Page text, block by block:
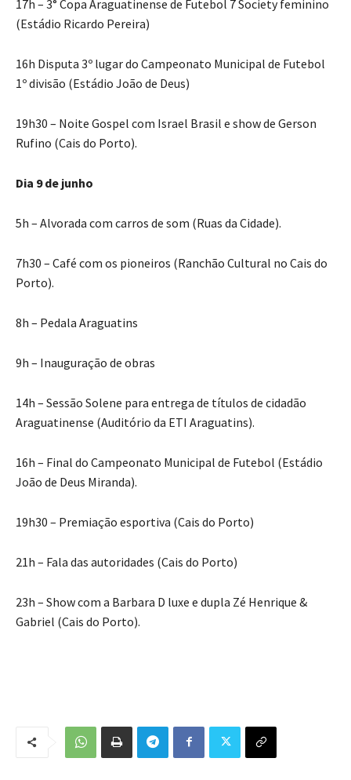
17h – 3° Copa Araguatinense de Futebol 7 Society feminino
(Estádio Ricardo Pereira)
16h Disputa 3º lugar do Campeonato Municipal de Futebol
1º divisão (Estádio João de Deus)
19h30 – Noite Gospel com Israel Brasil e show de Gerson
Rufino (Cais do Porto).
Dia 9 de junho
5h – Alvorada com carros de som (Ruas da Cidade).
7h30 – Café com os pioneiros (Ranchão Cultural no Cais do
Porto).
8h – Pedala Araguatins
9h – Inauguração de obras
14h – Sessão Solene para entrega de títulos de cidadão
Araguatinense (Auditório da ETI Araguatins).
16h – Final do Campeonato Municipal de Futebol (Estádio
João de Deus Miranda).
19h30 – Premiação esportiva (Cais do Porto)
21h – Fala das autoridades (Cais do Porto)
23h – Show com a Barbara D luxe e dupla Zé Henrique &
Gabriel (Cais do Porto).